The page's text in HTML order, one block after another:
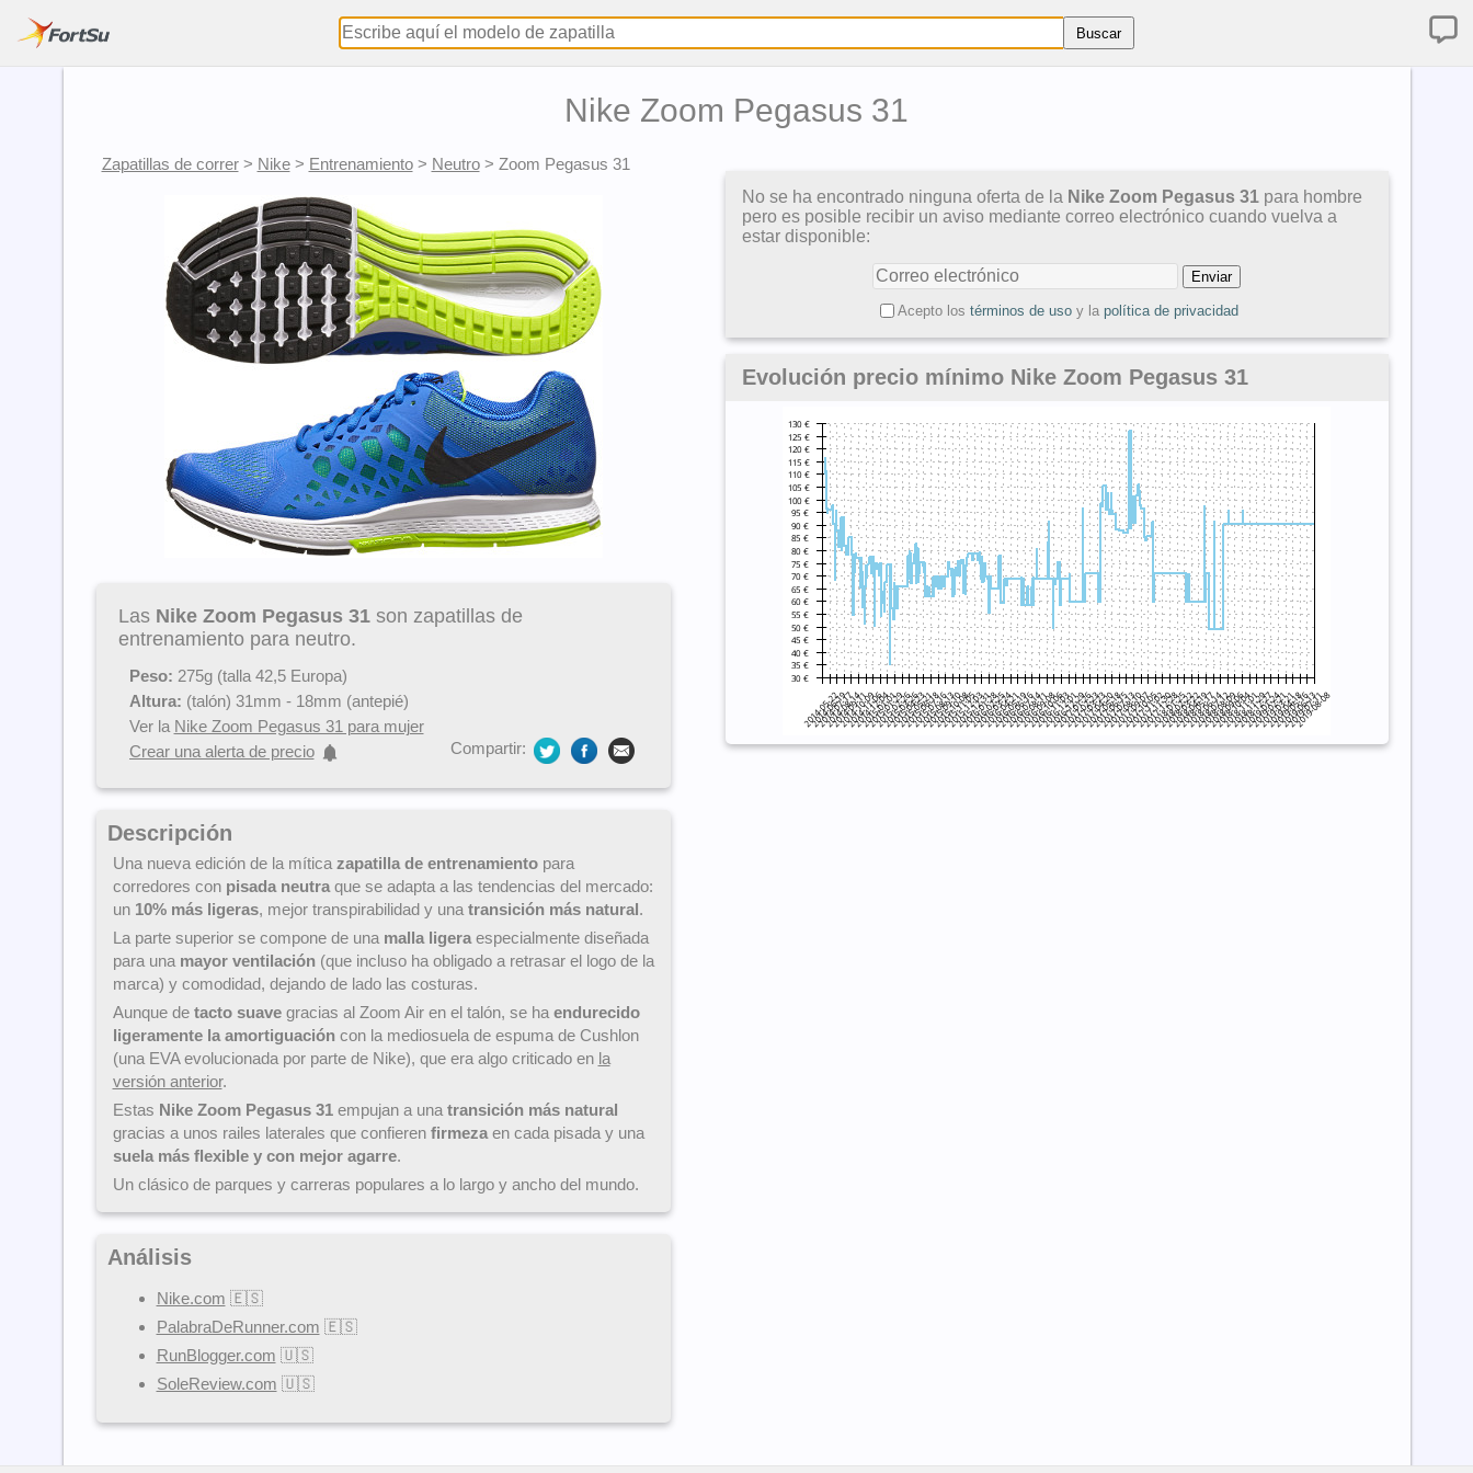
Nike Zoom Pegasus 31
Zapatillas de correr> Nike> Entrenamiento> Neutro> Zoom Pegasus 31
Las Nike Zoom Pegasus 31son zapatillas de
entrenamiento para neutro.
Peso: 275g (talla 42,5 Europa)
Altura: (talón) 31mm - 18mm (antepié)
Ver la Nike Zoom Pegasus 31 para mujer
Crear una alerta de precio
Compartir:
Descripción
Una nueva edición de la mítica zapatilla de entrenamientopara
corredores con pisada neutraque se adapta a las tendencias del mercado:
un 10% más ligeras, mejor transpirabilidad y una transición más natural.
La parte superior se compone de una malla ligeraespecialmente diseñada
para una mayor ventilación(que incluso ha obligado a retrasar el logo de la
marca) y comodidad, dejando de lado las costuras.
Aunque de tacto suavegracias al Zoom Air en el talón, se ha endurecido
ligeramente la amortiguacióncon la mediosuela de espuma de Cushlon
(una EVA evolucionada por parte de Nike), que era algo criticado en la
versión anterior.
Estas Nike Zoom Pegasus 31empujan a una transición más natural
gracias a unos railes laterales que confieren firmezaen cada pisada y una
suela más flexible y con mejor agarre.
Un clásico de parques y carreras populares a lo largo y ancho del mundo.
Análisis
Nike.com 🇪🇸
PalabraDeRunner.com 🇪🇸
RunBlogger.com 🇺🇸
SoleReview.com 🇺🇸
No se ha encontrado ninguna oferta de la Nike Zoom Pegasus 31 para hombre
pero es posible recibir un aviso mediante correo electrónico cuando vuelva a
estar disponible:
Acepto los términos de usoy la política de privacidad
Evolución precio mínimo Nike Zoom Pegasus 31